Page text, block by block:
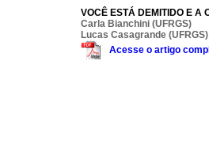
VOCÊ ESTÁ DEMITIDO E A
Carla Bianchini (UFRGS)
Lucas Casagrande (UFRGS)
Acesse o artigo